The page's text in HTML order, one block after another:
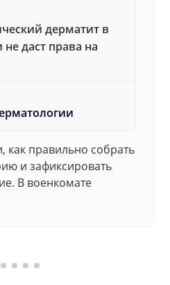
дерматит в
даст права на
как правильно собрать
и зафиксировать
В военкомате
без споров.